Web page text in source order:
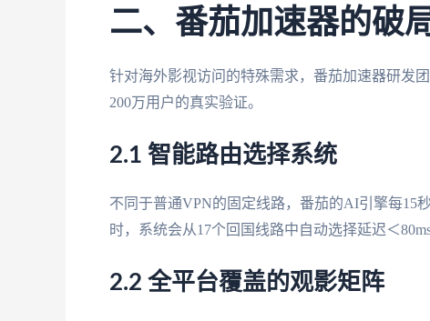
二、番茄加速器的破
针对海外影视访问的特殊需求，番茄加速器研发
200万用户的真实验证。
2.1 智能路由选择系统
不同于普通VPN的固定线路，番茄的AI引擎每15
时，系统会从17个回国线路中自动选择延迟＜
2.2 全平台覆盖的观影矩阵